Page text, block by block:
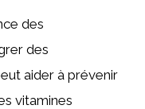
des
des
aider à prévenir
vitamines